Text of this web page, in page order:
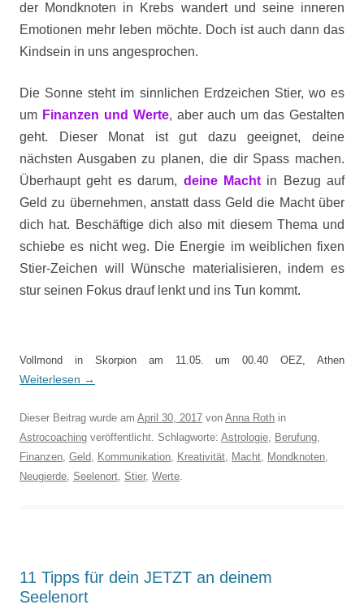
der Mondknoten in Krebs wandert und seine inneren
Emotionen mehr leben möchte. Doch ist auch dann das
Kindsein in uns angesprochen.
Die Sonne steht im sinnlichen Erdzeichen Stier, wo es
um Finanzen und Werte, aber auch um das Gestalten
geht. Dieser Monat ist gut dazu geeignet, deine
nächsten Ausgaben zu planen, die dir Spass machen.
Überhaupt geht es darum, deine Machtin Bezug auf
Geld zu übernehmen, anstatt dass Geld die Macht über
dich hat. Beschäftige dich also mit diesem Thema und
schiebe es nicht weg. Die Energie im weiblichen fixen
Stier-Zeichen will Wünsche materialisieren, indem es
stur seinen Fokus drauf lenkt und ins Tun kommt.
Vollmond in Skorpion am 11.05. um 00.40 OEZ, Athen
Weiterlesen →
Dieser Beitrag wurde am April 30, 2017 von Anna Roth in
Astrocoaching veröffentlicht. Schlagworte: Astrologie, Berufung,
Finanzen, Geld, Kommunikation, Kreativität, Macht, Mondknoten,
Neugierde, Seelenort, Stier, Werte.
11 Tipps für dein JETZT an deinem
Seelenort